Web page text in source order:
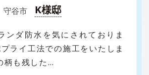
守谷市 K様邸
ンダ防水を気にされておりま
ライ工法での施工をいたしま
柄も残した…